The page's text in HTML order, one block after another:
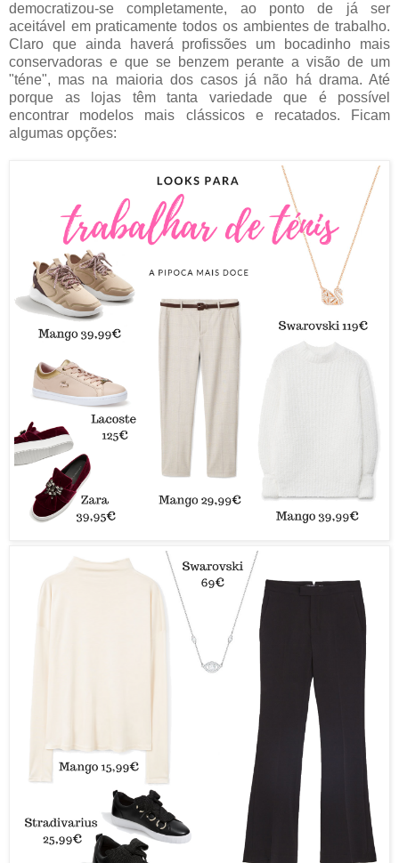
democratizou-se completamente, ao ponto de já ser
aceitável em praticamente todos os ambientes de trabalho.
Claro que ainda haverá profissões um bocadinho mais
conservadoras e que se benzem perante a visão de um
"téne", mas na maioria dos casos já não há drama. Até
porque as lojas têm tanta variedade que é possível
encontrar modelos mais clássicos e recatados. Ficam
algumas opções: